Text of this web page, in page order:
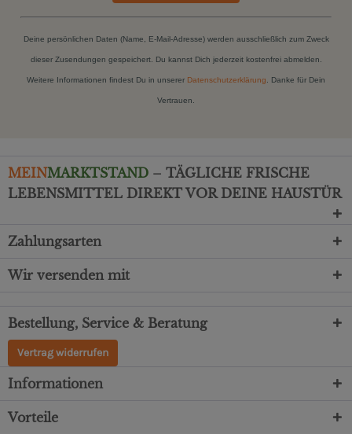
Deine persönlichen Daten (Name, E-Mail-Adresse) werden ausschließlich zum Zweck
dieser Zusendungen gespeichert. Du kannst Dich jederzeit kostenfrei abmelden.
Weitere Informationen findest Du in unserer Datenschutzerklärung . Danke für Dein
Vertrauen.
MEINMARKTSTAND – TÄGLICHE FRISCHE
LEBENSMITTEL DIREKT VOR DEINE HAUSTÜR
Zahlungsarten
Wir versenden mit
Bestellung, Service & Beratung
Vertrag widerrufen
Informationen
Vorteile